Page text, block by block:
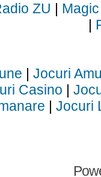
ZU |
|
| Jocuri
Casino |
| Jocuri